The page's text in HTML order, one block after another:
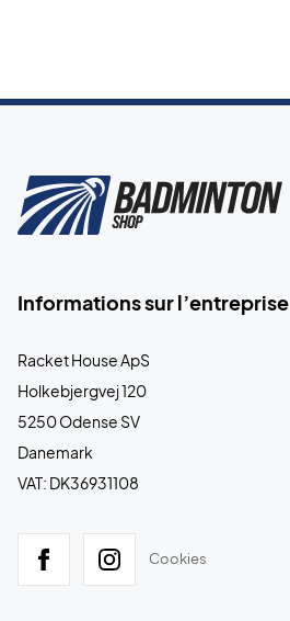
Informations sur l’entreprise
Racket House ApS
Holkebjergvej 120
5250 Odense SV
Danemark
VAT: DK36931108
Cookies